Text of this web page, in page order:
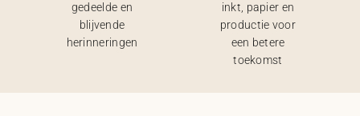
gedeelde en
blijvende
herinneringen
inkt, papier en
productie voor
een betere
toekomst